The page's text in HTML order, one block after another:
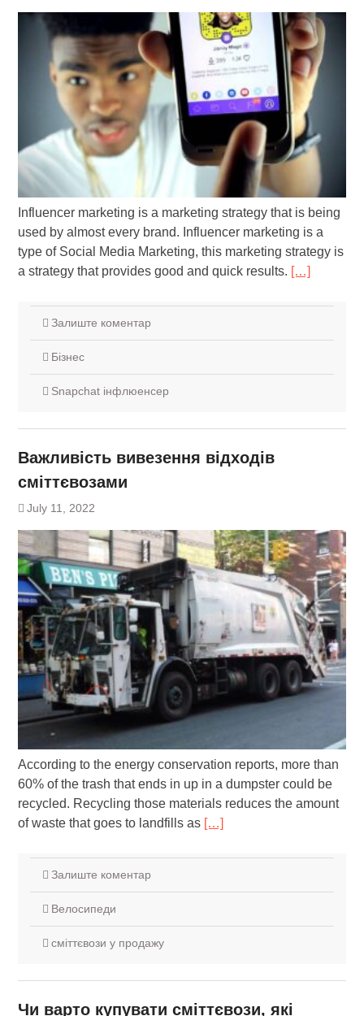
Influencer marketing is a marketing strategy that is being
used by almost every brand. Influencer marketing is a
type of Social Media Marketing, this marketing strategy is
a strategy that provides good and quick results. […]
Залиште коментар
Бізнес
Snapchat інфлюенсер
Важливість вивезення відходів
сміттєвозами
July 11, 2022
According to the energy conservation reports, more than
60% of the trash that ends in up in a dumpster could be
recycled. Recycling those materials reduces the amount
of waste that goes to landfills as […]
Залиште коментар
Велосипеди
сміттєвози у продажу
Чи варто купувати сміттєвози, які